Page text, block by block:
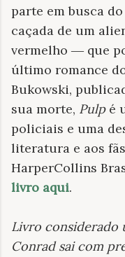
parte em busca
caçada de um
vermelho ― que
último romance
Bukowski,
sua morte, Pulpé
policiais e uma
literatura e aos
HarperCollins
livro aqui.
Livro considerado
Conrad sai com